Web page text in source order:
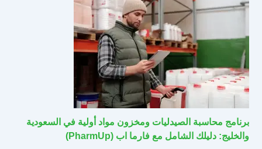
برنامج محاسبة الصيدليات ومخزون مواد أولية في السعودية
والخليج: دليلك الشامل مع فارما اب (PharmUp)